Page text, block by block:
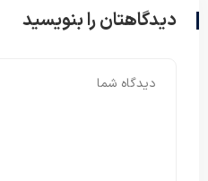
دیدگاهتان را بنویسید